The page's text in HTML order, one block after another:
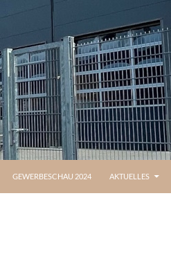
GEWERBESCHAU 2024 AKTUELLES